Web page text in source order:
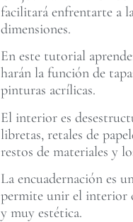
facilitará enfrentarte a
dimensiones.
En este tutorial
harán la función de
pinturas acrílicas.
El interior es
libretas, retales de
restos de materiales y
La encuadernación es
permite unir el interior
y muy estética.